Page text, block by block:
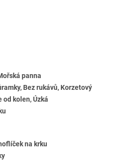
panna
Bez rukávů, Korzetový
od kolen, Úzká
na krku